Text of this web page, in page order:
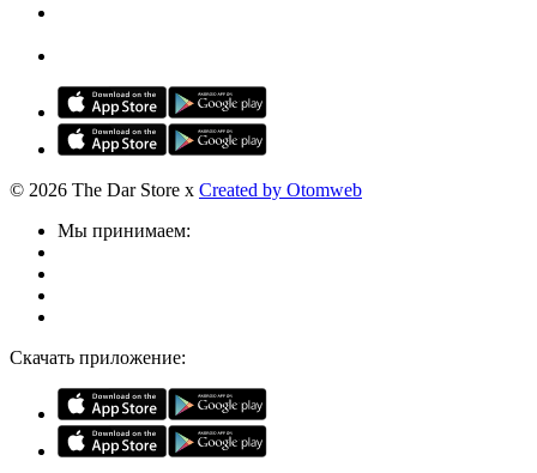
© 2026 The Dar Store x Created by Otomweb
Мы принимаем:
Скачать приложение: